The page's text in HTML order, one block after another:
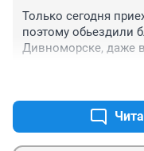
Только сегодня
поэтому обьездили
Дивноморске, даже
обрабатывали